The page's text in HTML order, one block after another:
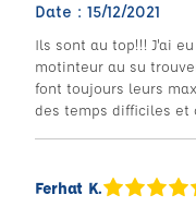
Date : 15/12/2021
Ils sont au top!!! J'ai
motinteur au su
font toujours leurs
des temps difficiles et
Ferhat K.